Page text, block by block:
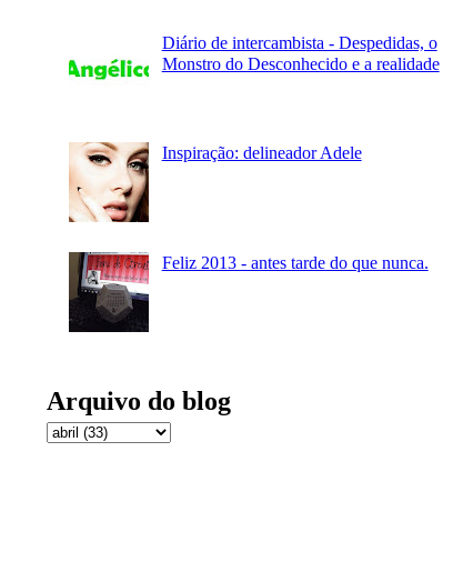
Diário de intercambista - Despedidas, o
Monstro do Desconhecido e a realidade
Inspiração: delineador Adele
Feliz 2013 - antes tarde do que nunca.
Arquivo do blog